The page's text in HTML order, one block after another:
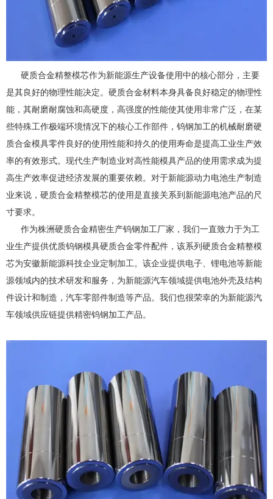
硬质合金精整模芯作为新能源生产设备使用中的核心部分，主要
是其良好的物理性能决定。硬质合金材料本身具备良好稳定的物理性
能，其耐磨耐腐蚀和高硬度，高强度的性能使其使用非常广泛，在某
些特殊工作极端环境情况下的核心工作部件，钨钢加工的机械耐磨硬
质合金模具零件良好的使用性能和持久的使用寿命是提高工业生产效
率的有效形式。现代生产制造业对高性能模具产品的使用需求成为提
高生产效率促进经济发展的重要依赖。对于新能源动力电池生产制造
业来说，硬质合金精整模芯的使用是直接关系到新能源电池产品的尺
寸要求。
作为株洲硬质合金精密生产钨钢加工厂家，我们一直致力于为工
业生产提供优质钨钢模具硬质合金零件配件，该系列硬质合金精整模
芯为安徽新能源科技企业定制加工。该企业提供电子、锂电池等新能
源领域内的技术研发和服务，为新能源汽车领域提供电池外壳及结构
件设计和制造，汽车零部件制造等产品。我们也很荣幸的为新能源汽
车领域供应链提供精密钨钢加工产品。